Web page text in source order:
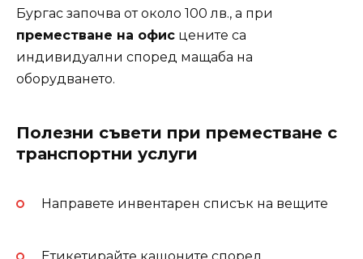
Бургас започва от около 100 лв., а при
преместване на офис цените са
индивидуални според мащаба на
оборудването.
Полезни съвети при преместване с
транспортни услуги
Направете инвентарен списък на вещите